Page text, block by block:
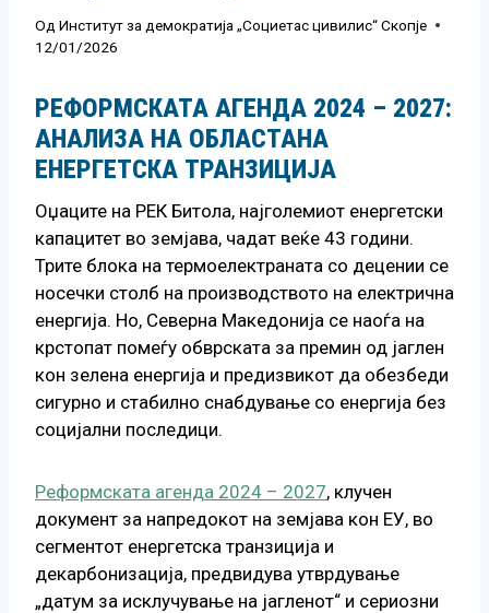
Од Институт за демократија „Социетас цивилис“ Скопје
12/01/2026
РЕФОРМСКАТА АГЕНДА 2024 – 2027:
АНАЛИЗА НА ОБЛАСТАНА
ЕНЕРГЕТСКА ТРАНЗИЦИЈА
Оџаците на РЕК Битола, најголемиот енергетски
капацитет во земјава, чадат веќе 43 години.
Трите блока на термоелектраната со децении се
носечки столб на производството на електрична
енергија. Но, Северна Македонија се наоѓа на
крстопат помеѓу обврската за премин од јаглен
кон зелена енергија и предизвикот да обезбеди
сигурно и стабилно снабдување со енергија без
социјални последици.
Реформската агенда 2024 – 2027, клучен
документ за напредокот на земјава кон ЕУ, во
сегментот енергетска транзиција и
декарбонизација, предвидува утврдување
„датум за исклучување на јагленот“ и сериозни